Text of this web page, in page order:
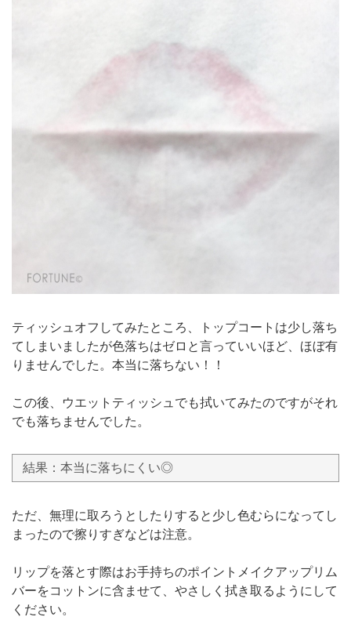
ティッシュオフしてみたところ、トップコートは少し落ち
てしまいましたが色落ちはゼロと言っていいほど、ほぼ有
りませんでした。本当に落ちない！！
この後、ウエットティッシュでも拭いてみたのですがそれ
でも落ちませんでした。
結果：本当に落ちにくい◎
ただ、無理に取ろうとしたりすると少し色むらになってし
まったので擦りすぎなどは注意。
リップを落とす際はお手持ちのポイントメイクアップリム
バーをコットンに含ませて、やさしく拭き取るようにして
ください。